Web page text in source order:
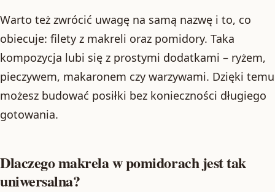
Warto też zwrócić uwagę na samą nazwę i to, co
obiecuje: filety z makreli oraz pomidory. Taka
kompozycja lubi się z prostymi dodatkami – ryżem,
pieczywem, makaronem czy warzywami. Dzięki temu
możesz budować posiłki bez konieczności długiego
gotowania.
Dlaczego makrela w pomidorach jest tak
uniwersalna?